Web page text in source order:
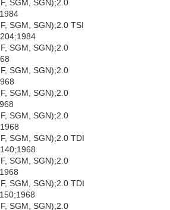
SGM, SGN);2.0
SGM, SGN);2.0 TSI
SGM, SGN);2.0
SGM, SGN);2.0
SGM, SGN);2.0
SGM, SGN);2.0
SGM, SGN);2.0 TDI
SGM, SGN);2.0
SGM, SGN);2.0 TDI
SGM, SGN);2.0